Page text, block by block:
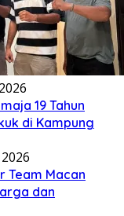
19 Tahun
di Kampung
Team Macan
dan